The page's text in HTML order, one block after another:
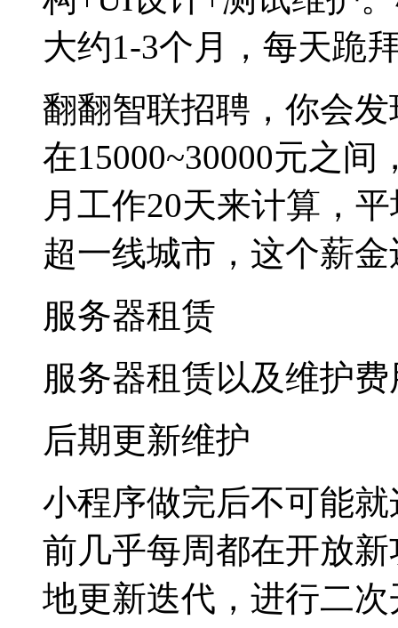
大约1-3个月，每天跪
翻翻智联招聘，你会
在15000~30000元之
月工作20天来计算，
超一线城市，这个薪
服务器租赁
服务器租赁以及维护
后期更新维护
小程序做完后不可能
前几乎每周都在开放
地更新迭代，进行二